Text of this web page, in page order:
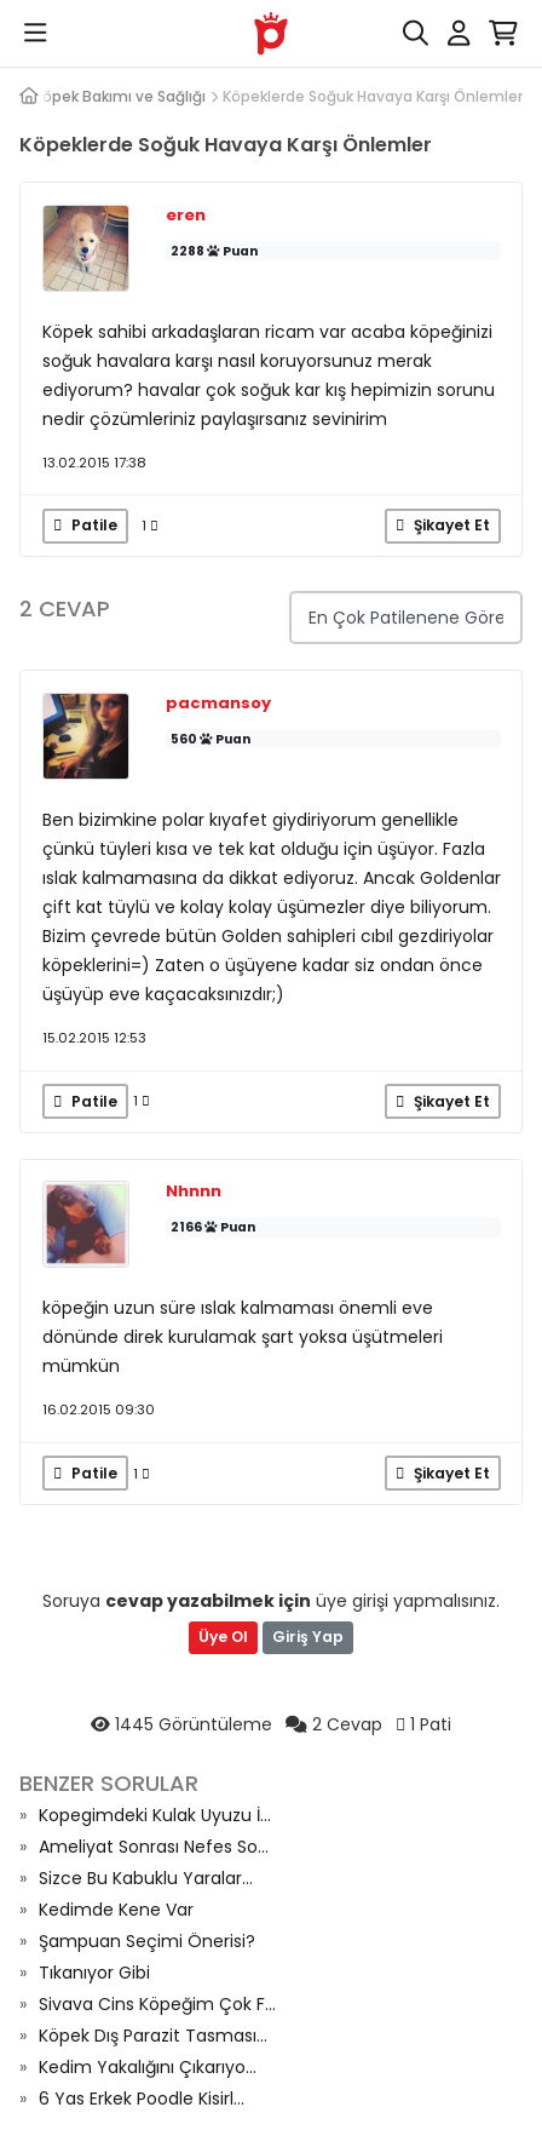
Köpek Bakımı ve Sağlığı Köpeklerde Soğuk Havaya Karşı Önlemler
Köpeklerde Soğuk Havaya Karşı Önlemler
eren
2288 Puan
Köpek sahibi arkadaşlaran ricam var acaba köpeğinizi
soğuk havalara karşı nasıl koruyorsunuz merak
ediyorum? havalar çok soğuk kar kış hepimizin sorunu
nedir çözümleriniz paylaşırsanız sevinirim
13.02.2015 17:38
Patile 1 Şikayet Et
2 CEVAP
pacmansoy
560 Puan
Ben bizimkine polar kıyafet giydiriyorum genellikle
çünkü tüyleri kısa ve tek kat olduğu için üşüyor. Fazla
ıslak kalmamasına da dikkat ediyoruz. Ancak Goldenlar
çift kat tüylü ve kolay kolay üşümezler diye biliyorum.
Bizim çevrede bütün Golden sahipleri cıbıl gezdiriyolar
köpeklerini=) Zaten o üşüyene kadar siz ondan önce
üşüyüp eve kaçacaksınızdır;)
15.02.2015 12:53
Patile 1 Şikayet Et
Nhnnn
2166 Puan
köpeğin uzun süre ıslak kalmaması önemli eve
dönünde direk kurulamak şart yoksa üşütmeleri
mümkün
16.02.2015 09:30
Patile 1 Şikayet Et
Soruya cevap yazabilmek için üye girişi yapmalısınız.
Üye Ol Giriş Yap
1445 Görüntüleme 2 Cevap 1 Pati
BENZER SORULAR
Kopegimdeki Kulak Uyuzu İ...
Ameliyat Sonrası Nefes So...
Sizce Bu Kabuklu Yaralar...
Kedimde Kene Var
Şampuan Seçimi Önerisi?
Tıkanıyor Gibi
Sivava Cins Köpeğim Çok F...
Köpek Dış Parazit Tasması...
Kedim Yakalığını Çıkarıyo...
6 Yas Erkek Poodle Kisirl...